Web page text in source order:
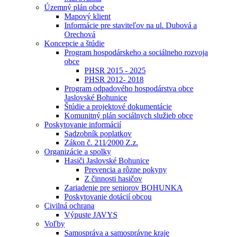
Územný plán obce
Mapový klient
Informácie pre staviteľov na ul. Dubová a
Orechová
Koncepcie a štúdie
Program hospodárskeho a sociálneho rozvoja
obce
PHSR 2015 - 2025
PHSR 2012- 2018
Program odpadového hospodárstva obce
Jaslovské Bohunice
Štúdie a projektové dokumentácie
Komunitný plán sociálnych služieb obce
Poskytovanie informácií
Sadzobník poplatkov
Zákon č. 211⁄2000 Z.z.
Organizácie a spolky
Hasiči Jaslovské Bohunice
Prevencia a rôzne pokyny
Z činnosti hasičov
Zariadenie pre seniorov BOHUNKA
Poskytovanie dotácií obcou
Civilná ochrana
Výpuste JAVYS
Voľby
Samospráva a samosprávne kraje